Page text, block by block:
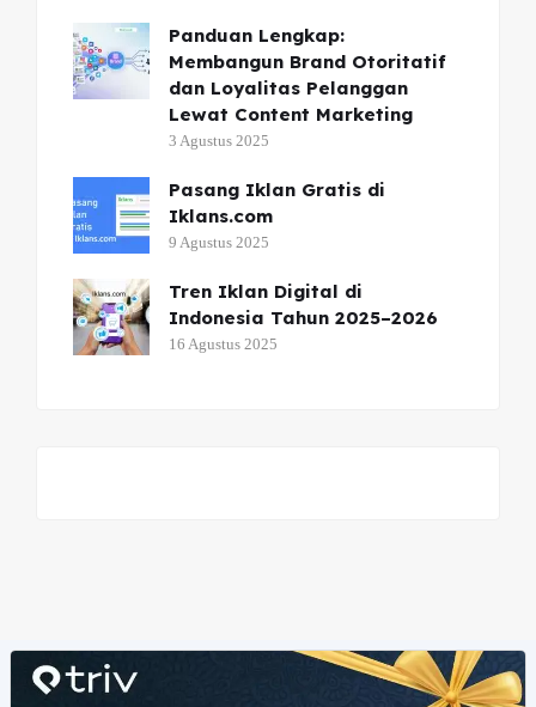
Panduan Lengkap:
Membangun Brand Otoritatif
dan Loyalitas Pelanggan
Lewat Content Marketing
3 Agustus 2025
Pasang Iklan Gratis di
Iklans.com
9 Agustus 2025
Tren Iklan Digital di
Indonesia Tahun 2025–2026
16 Agustus 2025